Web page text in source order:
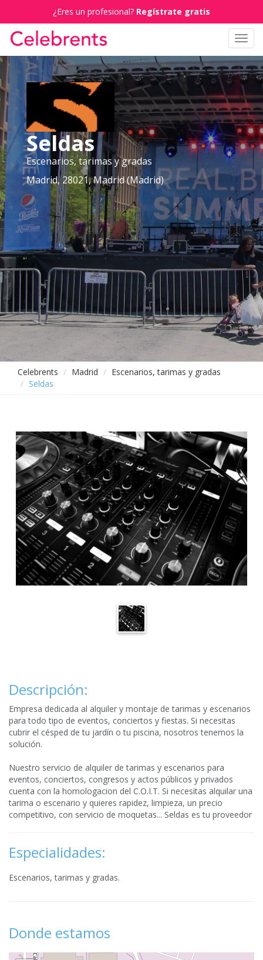
¿Eres un profesional? Regístrate gratis
Seldas
Escenarios, tarimas y gradas
Madrid, 28021, Madrid (Madrid)
Celebrents Madrid
Escenarios, tarimas y gradas
Seldas
Descripción:
Empresa dedicada al alquiler y montaje de tarimas y escenarios
para todo tipo de eventos, conciertos y fiestas. Si necesitas
cubrir el césped de tu jardín o tu piscina, nosotros tenemos la
solución.
Nuestro servicio de alquiler de tarimas y escenarios para
eventos, conciertos, congresos y actos públicos y privados
cuenta con la homologacion del C.O.I.T. Si necesitas alquilar una
tarima o escenario y quieres rapidez, limpieza, un precio
competitivo, con servicio de moquetas... Seldas es tu proveedor
Especialidades:
Escenarios, tarimas y gradas.
Donde estamos